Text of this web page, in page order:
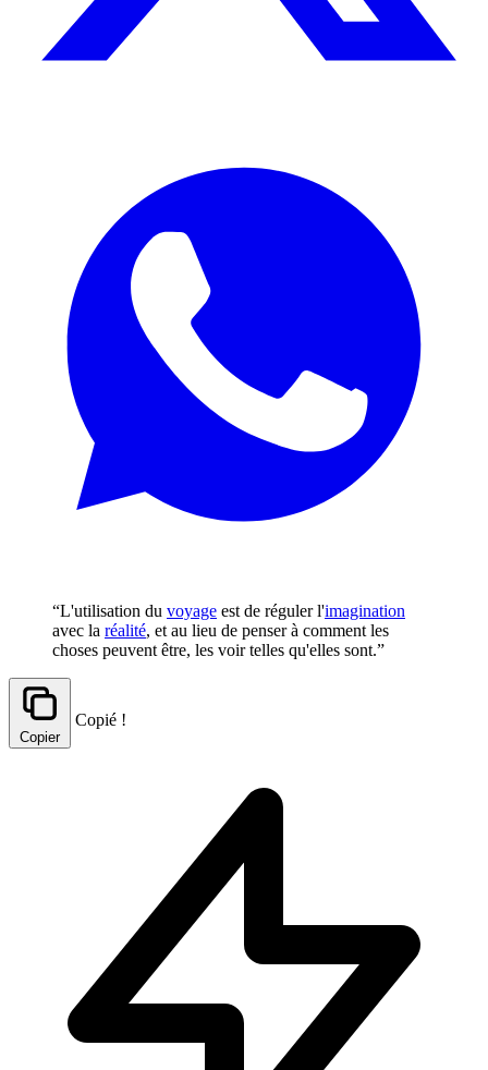
“L'utilisation du voyage est de réguler l'imagination
avec la réalité, et au lieu de penser à comment les
choses peuvent être, les voir telles qu'elles sont.”
Copier
Copié !